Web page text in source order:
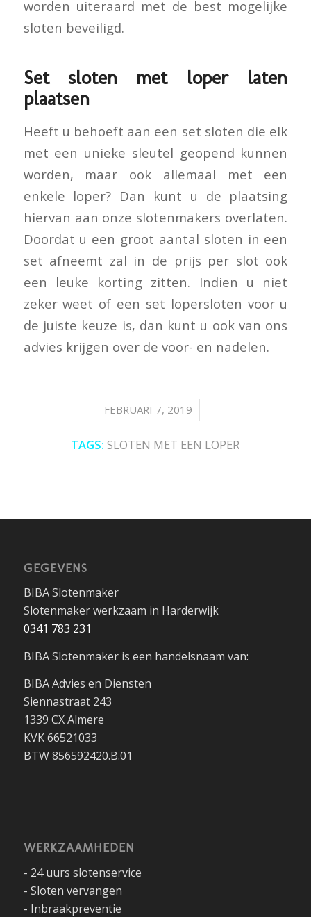
worden uiteraard met de best mogelijke
sloten beveiligd.
Set sloten met loper laten
plaatsen
Heeft u behoeft aan een set sloten die elk
met een unieke sleutel geopend kunnen
worden, maar ook allemaal met een
enkele loper? Dan kunt u de plaatsing
hiervan aan onze slotenmakers overlaten.
Doordat u een groot aantal sloten in een
set afneemt zal in de prijs per slot ook
een leuke korting zitten. Indien u niet
zeker weet of een set lopersloten voor u
de juiste keuze is, dan kunt u ook van ons
advies krijgen over de voor- en nadelen.
FEBRUARI 7, 2019
/
TAGS: SLOTEN MET EEN LOPER
GEGEVENS
BIBA Slotenmaker
Slotenmaker werkzaam in Harderwijk
0341 783 231
BIBA Slotenmaker is een handelsnaam van:
BIBA Advies en Diensten
Siennastraat 243
1339 CX Almere
KVK 66521033
BTW 856592420.B.01
WERKZAAMHEDEN
- 24 uurs slotenservice
- Sloten vervangen
- Inbraakpreventie